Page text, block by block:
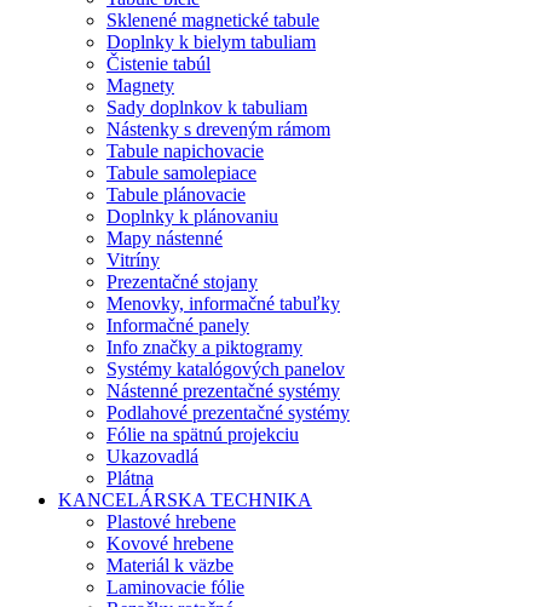
Sklenené magnetické tabule
Doplnky k bielym tabuliam
Čistenie tabúl
Magnety
Sady doplnkov k tabuliam
Nástenky s dreveným rámom
Tabule napichovacie
Tabule samolepiace
Tabule plánovacie
Doplnky k plánovaniu
Mapy nástenné
Vitríny
Prezentačné stojany
Menovky, informačné tabuľky
Informačné panely
Info značky a piktogramy
Systémy katalógových panelov
Nástenné prezentačné systémy
Podlahové prezentačné systémy
Fólie na spätnú projekciu
Ukazovadlá
Plátna
KANCELÁRSKA TECHNIKA
Plastové hrebene
Kovové hrebene
Materiál k väzbe
Laminovacie fólie